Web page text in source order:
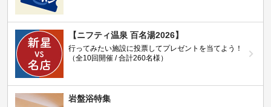
【ニフティ温泉 百名湯2026】
行ってみたい施設に投票してプレゼントを当てよう！
（全10回開催 / 合計260名様）
岩盤浴特集